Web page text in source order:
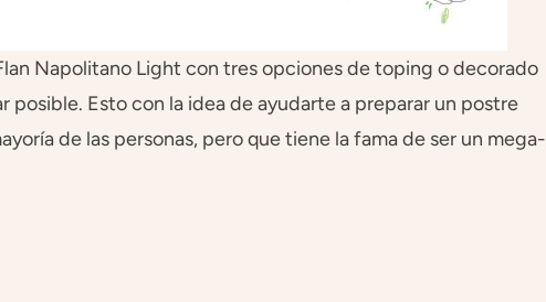
Napolitano Light con tres opciones de toping o decorado
posible. Esto con la idea de ayudarte a preparar un postre
de las personas, pero que tiene la fama de ser un mega-